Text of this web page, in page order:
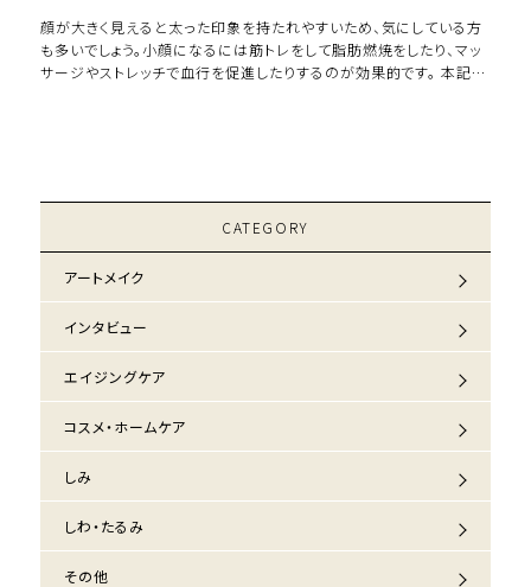
顔が大きく見えると太った印象を持たれやすいため、気にしている方
も多いでしょう。小顔になるには筋トレをして脂肪燃焼をしたり、マッ
サージやストレッチで血行を促進したりするのが効果的です。 本記事
CATEGORY
アートメイク
インタビュー
エイジングケア
コスメ・ホームケア
しみ
しわ・たるみ
その他